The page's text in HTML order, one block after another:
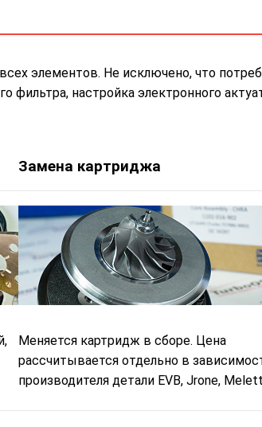
элементов. Не исключено, что
фильтра, настройка электронного
Замена картриджа
Меняется картридж в сборе. Цена
рассчитывается отдельно в
производителя детали EVB, Jrone,